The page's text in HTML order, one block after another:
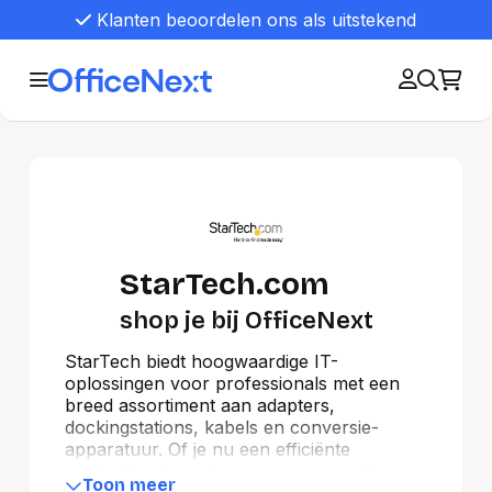
Klanten beoordelen ons als uitstekend
StarTech.com
shop je bij OfficeNext
StarTech biedt hoogwaardige IT-
oplossingen voor professionals met een
breed assortiment aan adapters,
dockingstations, kabels en conversie-
apparatuur. Of je nu een efficiënte
Toon meer